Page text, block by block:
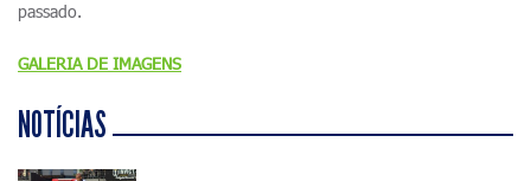
passado.
GALERIA DE IMAGENS
NOTÍCIAS